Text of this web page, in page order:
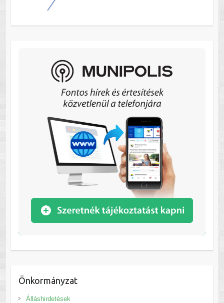
Önkormányzat
Álláshirdetések